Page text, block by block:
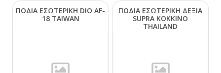
ΠΟΔΙΑ ΕΣΩΤΕΡΙΚΗ DΙΟ ΑF-
18 ΤΑΙWΑΝ
ΠΟΔΙΑ ΕΣΩΤΕΡΙΚΗ ΔΕΞΙΑ
SUΡRΑ ΚΟΚΚΙΝΟ
ΤΗΑΙLΑΝD